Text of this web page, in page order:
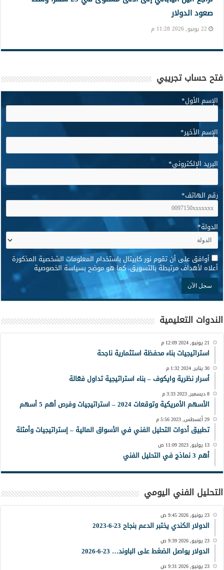
صعود الدولار
22 يونيو, 2026 11:28 م
فتح حساب تجريبي
الإسم الأول*
الإسم الأخير*
البريد الإلكتروني*
رقم الهاتف*
الدولة*
* أوافق على أن تقوم نور كابيتال باستخدام المعلومات الشخصية المذكورة
أعلاه لأهداف مرتبطة بالتسويق، كما هو موضح بسياسة الخصوصية
الندوات التعليمية
21 يونيو, 2024 12:09 م
استراتيجيات بناء محفظة استثمارية ناجحة
30 يناير, 2024 1:32 م
أسرار نظرية وايكوف – بناء استراتيجية تداول فعّالة
8 ديسمبر, 2023 3:33 م
الأسهم الأمريكية وتوقعات 2024 – استراتيجيات وفرص أهم 5 أسهم
29 أغسطس, 2023 5:56 م
تطبيق أدوات التحليل الفني في الأسواق المالية – إستراتيجيات وأمثلة
13 يوليو, 2023 11:09 ص
أهم 3 نماذج في التحليل الفني
التحليل الفني اليومي
23 يونيو, 2026 9:45 ص
الدولار الكندي يختبر الدعم بنجاح 23-6-2023
23 يونيو, 2026 9:39 ص
الدولار يواصل الضغط على الباوند… 23-6-2026
23 يونيو, 2026 9:31 ص